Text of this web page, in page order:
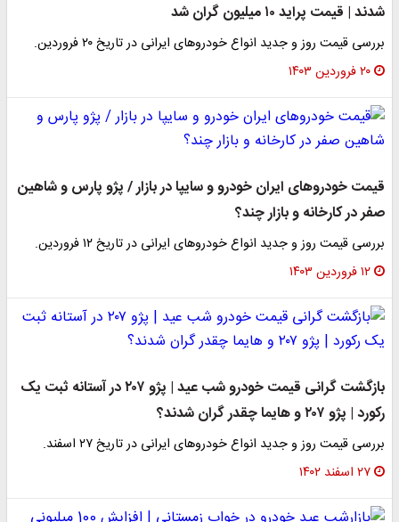
شدند | قیمت پراید ۱۰ میلیون گران شد
بررسی قیمت روز و جدید انواع خودروهای ایرانی در تاریخ ۲۰ فروردین.
۲۰ فروردین ۱۴۰۳
قیمت خودروهای ایران خودرو و سایپا در بازار / پژو پارس و شاهین
صفر در کارخانه و بازار چند؟
بررسی قیمت روز و جدید انواع خودروهای ایرانی در تاریخ ۱۲ فروردین.
۱۲ فروردین ۱۴۰۳
بازگشت گرانی قیمت خودرو شب عید | پژو ۲۰۷ در آستانه ثبت یک
رکورد | پژو ۲۰۷ و هایما چقدر گران شدند؟
بررسی قیمت روز و جدید انواع خودروهای ایرانی در تاریخ ۲۷ اسفند.
۲۷ اسفند ۱۴۰۲